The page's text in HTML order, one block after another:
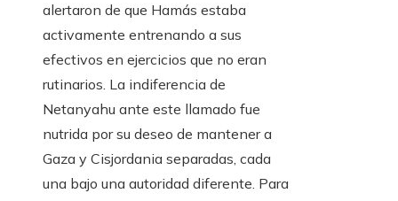
alertaron de que Hamás estaba
activamente entrenando a sus
efectivos en ejercicios que no eran
rutinarios. La indiferencia de
Netanyahu ante este llamado fue
nutrida por su deseo de mantener a
Gaza y Cisjordania separadas, cada
una bajo una autoridad diferente. Para